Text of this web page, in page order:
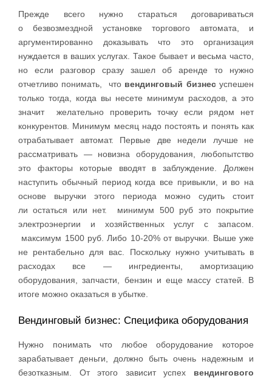
Прежде всего нужно стараться договариваться
о безвозмездной установке торгового автомата, и
аргументированно доказывать что это организация
нуждается в ваших услугах. Такое бывает и весьма часто,
но если разговор сразу зашел об аренде то нужно
отчетливо понимать, что вендинговый бизнесуспешен
только тогда, когда вы несете минимум расходов, а это
значит желательно проверить точку если рядом нет
конкурентов. Минимум месяц надо постоять и понять как
отрабатывает автомат. Первые две недели лучше не
рассматривать — новизна оборудования, любопытство
это факторы которые вводят в заблуждение. Должен
наступить обычный период когда все привыкли, и во на
основе выручки этого периода можно судить стоит
ли остаться или нет. минимум 500 руб это покрытие
электроэнергии и хозяйственных услуг с запасом.
максимум 1500 руб. Либо 10-20% от выручки. Выше уже
не рентабельно для вас. Поскольку нужно учитывать в
расходах все — ингредиенты, амортизацию
оборудования, запчасти, бензин и еще массу статей. В
итоге можно оказаться в убытке.
Вендинговый бизнес: Специфика оборудования
Нужно понимать что любое оборудование которое
зарабатывает деньги, должно быть очень надежным и
безотказным. От этого зависит успех вендингового